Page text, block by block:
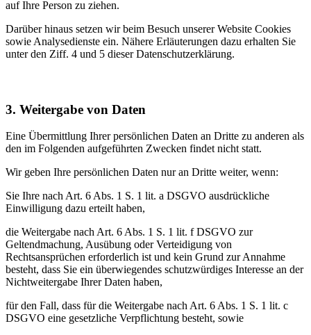
auf Ihre Person zu ziehen.
Darüber hinaus setzen wir beim Besuch unserer Website Cookies
sowie Analysedienste ein. Nähere Erläuterungen dazu erhalten Sie
unter den Ziff. 4 und 5 dieser Datenschutzerklärung.
3. Weitergabe von Daten
Eine Übermittlung Ihrer persönlichen Daten an Dritte zu anderen als
den im Folgenden aufgeführten Zwecken findet nicht statt.
Wir geben Ihre persönlichen Daten nur an Dritte weiter, wenn:
Sie Ihre nach Art. 6 Abs. 1 S. 1 lit. a DSGVO ausdrückliche
Einwilligung dazu erteilt haben,
die Weitergabe nach Art. 6 Abs. 1 S. 1 lit. f DSGVO zur
Geltendmachung, Ausübung oder Verteidigung von
Rechtsansprüchen erforderlich ist und kein Grund zur Annahme
besteht, dass Sie ein überwiegendes schutzwürdiges Interesse an der
Nichtweitergabe Ihrer Daten haben,
für den Fall, dass für die Weitergabe nach Art. 6 Abs. 1 S. 1 lit. c
DSGVO eine gesetzliche Verpflichtung besteht, sowie